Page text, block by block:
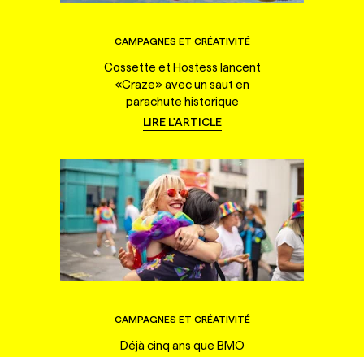
CAMPAGNES ET CRÉATIVITÉ
Cossette et Hostess lancent
«Craze» avec un saut en
parachute historique
LIRE L'ARTICLE
CAMPAGNES ET CRÉATIVITÉ
Déjà cinq ans que BMO